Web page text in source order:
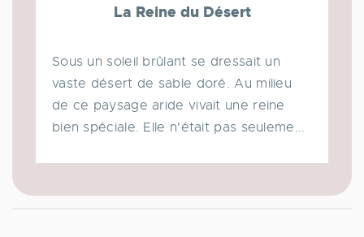
La Reine du Désert
Sous un soleil brûlant se dressait un
vaste désert de sable doré. Au milieu
de ce paysage aride vivait une reine
bien spéciale. Elle n'était pas seuleme...